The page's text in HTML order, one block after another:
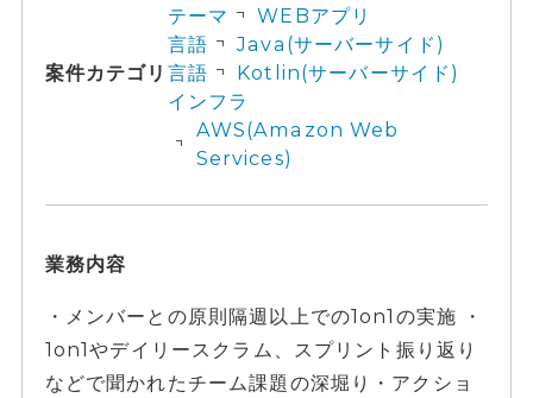
案件カテゴリ
テーマ
WEBアプリ
言語
Java(サーバーサイド)
言語
Kotlin(サーバーサイド)
インフラ
AWS(Amazon Web
Services)
業務内容
・メンバーとの原則隔週以上での1on1の実施 ・
1on1やデイリースクラム、スプリント振り返り
などで聞かれたチーム課題の深堀り・アクショ